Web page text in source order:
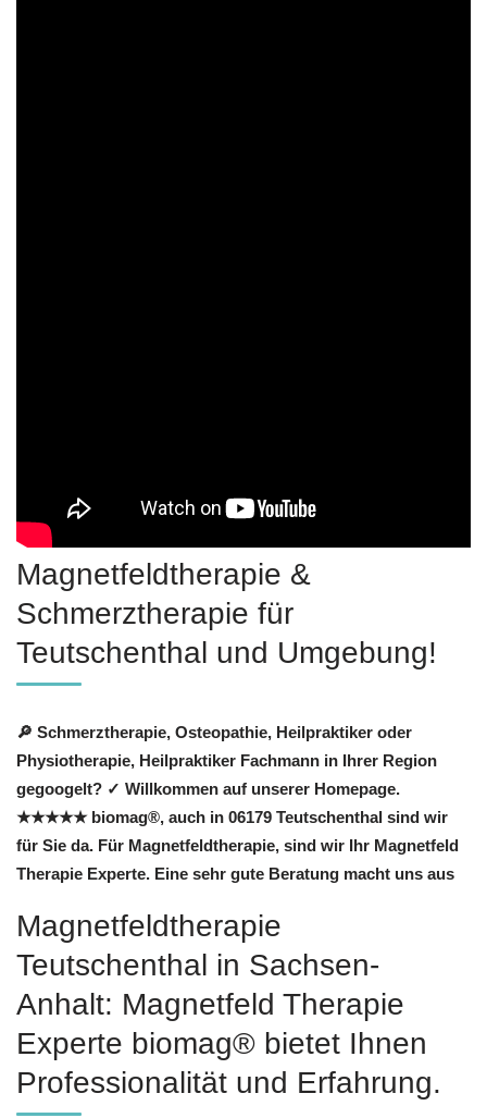
Magnetfeldtherapie &
Schmerztherapie für
Teutschenthal und Umgebung!
🔎 Schmerztherapie, Osteopathie, Heilpraktiker oder
Physiotherapie, Heilpraktiker Fachmann in Ihrer Region
gegoogelt? ✓ Willkommen auf unserer Homepage.
★★★★★ biomag®, auch in 06179 Teutschenthal sind wir
für Sie da. Für Magnetfeldtherapie, sind wir Ihr Magnetfeld
Therapie Experte. Eine sehr gute Beratung macht uns aus
Magnetfeldtherapie
Teutschenthal in Sachsen-
Anhalt: Magnetfeld Therapie
Experte biomag® bietet Ihnen
Professionalität und Erfahrung.